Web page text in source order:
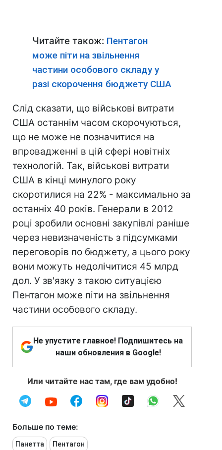
Читайте також: Пентагон
може піти на звільнення
частини особового складу у
разі скорочення бюджету США
Слід сказати, що військові витрати
США останнім часом скорочуються,
що не може не позначитися на
впровадженні в цій сфері новітніх
технологій. Так, військові витрати
США в кінці минулого року
скоротилися на 22% - максимально за
останніх 40 років. Генерали в 2012
році зробили основні закупівлі раніше
через невизначеність з підсумками
переговорів по бюджету, а цього року
вони можуть недолічитися 45 млрд
дол. У зв'язку з такою ситуацією
Пентагон може піти на звільнення
частини особового складу.
Не упустите главное! Подпишитесь на
наши обновления в Google!
Или читайте нас там, где вам удобно!
Больше по теме:
Панетта Пентагон